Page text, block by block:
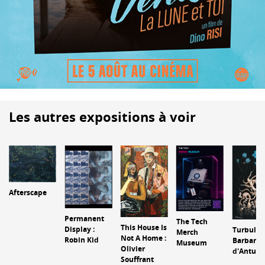
Les autres expositions à voir
Afterscape
Permanent
Display :
Robin Kid
This House Is
Not A Home :
Olivier
Souffrant
The Tech
Merch
Museum
Barbara